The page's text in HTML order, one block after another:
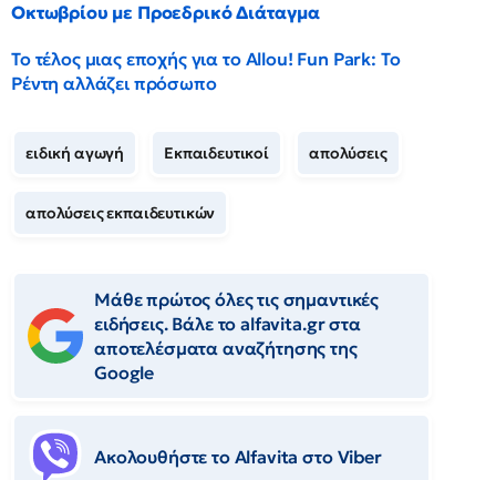
Οκτωβρίου με Προεδρικό Διάταγμα
Το τέλος μιας εποχής για το Allou! Fun Park: Το
Ρέντη αλλάζει πρόσωπο
ειδική αγωγή Εκπαιδευτικοί απολύσεις
απολύσεις εκπαιδευτικών
Μάθε πρώτος όλες τις σημαντικές
ειδήσεις. Βάλε το alfavita.gr στα
αποτελέσματα αναζήτησης της
Google
Ακολουθήστε το Αlfavita στο Viber